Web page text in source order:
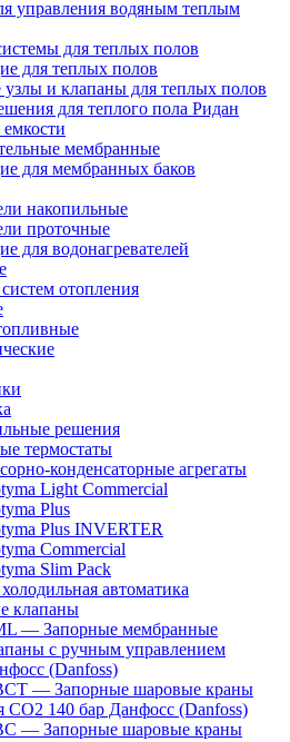
управления водяным теплым
для теплых полов
для теплых полов
и клапаны для теплых полов
для теплого пола Ридан
мембранные
для мембранных баков
накопильные
проточные
для водонагревателей
отопления
решения
термостаты
конденсаторные агрегаты
Light Commercial
Plus
Plus INVERTER
Commercial
Slim Pack
автоматика
клапаны
— Запорные мембранные
с ручным управлением
(Danfoss)
— Запорные шаровые краны
CO2 140 бар Данфосс (Danfoss)
— Запорные шаровые краны